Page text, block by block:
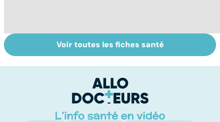
Suicide : prévenir
le passage à
AVC : quand le
cerveau fait une
Voir toutes les fiches santé